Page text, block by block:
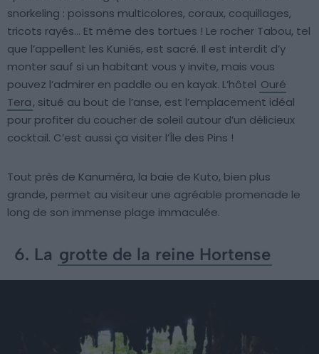
snorkeling : poissons multicolores, coraux, coquillages,
tricots rayés… Et même des tortues ! Le rocher Tabou, tel
que l’appellent les Kuniés, est sacré. Il est interdit d’y
monter sauf si un habitant vous y invite, mais vous
pouvez l’admirer en paddle ou en kayak. L’hôtel Ouré
Tera, situé au bout de l’anse, est l’emplacement idéal
pour profiter du coucher de soleil autour d’un délicieux
cocktail. C’est aussi ça visiter l’Île des Pins !
Tout près de Kanuméra, la baie de Kuto, bien plus
grande, permet au visiteur une agréable promenade le
long de son immense plage immaculée.
6. La grotte de la reine Hortense